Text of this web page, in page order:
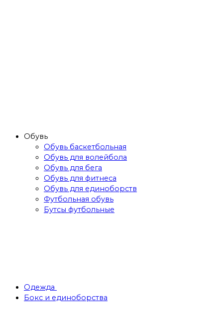
Обувь
Обувь баскетбольная
Обувь для волейбола
Обувь для бега
Обувь для фитнеса
Обувь для единоборств
Футбольная обувь
Бутсы футбольные
Одежда
Бокс и единоборства